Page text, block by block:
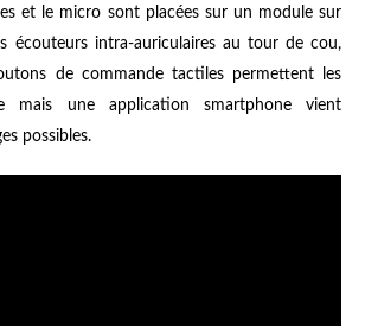
et le micro sont placées sur un module sur
écouteurs intra-auriculaires au tour de cou,
de commande tactiles permettent les
mais une application smartphone vient
possibles.